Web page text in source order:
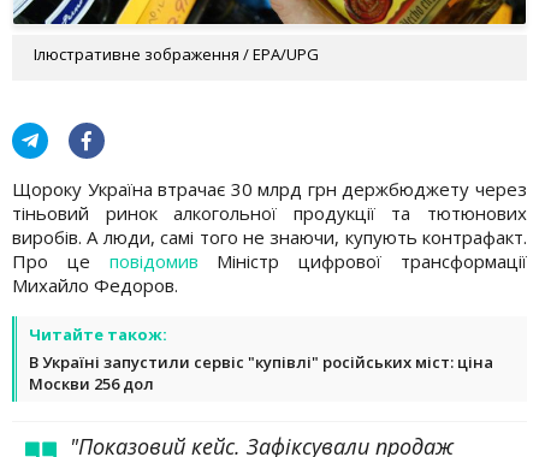
Ілюстративне зображення / EPA/UPG
Щороку Україна втрачає 30 млрд грн держбюджету через
тіньовий ринок алкогольної продукції та тютюнових
виробів. А люди, самі того не знаючи, купують контрафакт.
Про це повідомив Міністр цифрової трансформації
Михайло Федоров.
Читайте також:
В Україні запустили сервіс "купівлі" російських міст: ціна
Москви 256 дол
"Показовий кейс. Зафіксували продаж